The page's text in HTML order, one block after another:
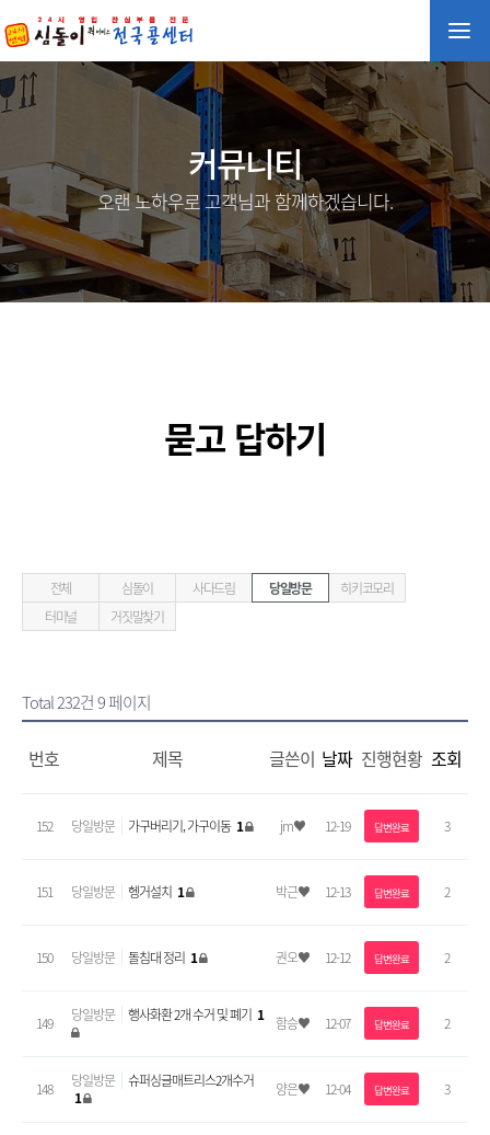
커뮤니티
오랜 노하우로 고객님과 함께하겠습니다.
묻고 답하기
전체 심돌이 사다드림 당일방문
히키코모리
터미널
거짓말찾기
Total 232건9 페이지
번호 제목 글쓴이 날짜 진행현황 조회
152 당일방문 가구버리기, 가구이동 1 jm♥ 12-19 답변완료 3
151 당일방문 헹거설치 1 박근♥ 12-13 답변완료 2
150 당일방문 돌침대 정리 1 권오♥ 12-12 답변완료 2
149 당일방문 행사화환 2개 수거 및 폐기 1 함승♥ 12-07 답변완료 2
148 당일방문
슈퍼싱글매트리스2개수거
1
양은♥ 12-04 답변완료 3